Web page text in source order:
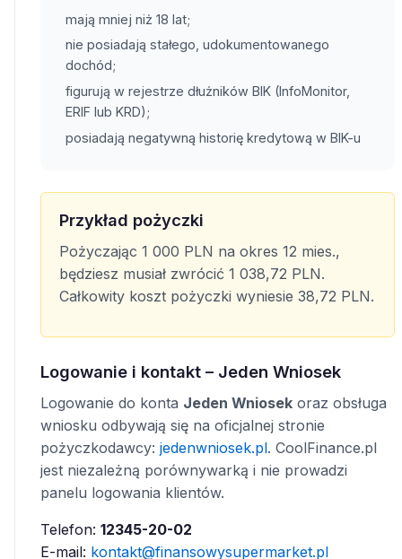
mają mniej niż 18 lat;
nie posiadają stałego, udokumentowanego
dochód;
figurują w rejestrze dłużników BIK (InfoMonitor,
ERIF lub KRD);
posiadają negatywną historię kredytową w BIK-u
Przykład pożyczki
Pożyczając 1 000 PLN na okres 12 mies.,
będziesz musiał zwrócić 1 038,72 PLN.
Całkowity koszt pożyczki wyniesie 38,72 PLN.
Logowanie i kontakt – Jeden Wniosek
Logowanie do konta Jeden Wniosek oraz obsługa
wniosku odbywają się na oficjalnej stronie
pożyczkodawcy: jedenwniosek.pl. CoolFinance.pl
jest niezależną porównywarką i nie prowadzi
panelu logowania klientów.
Telefon: 12345-20-02
E-mail: kontakt@finansowysupermarket.pl